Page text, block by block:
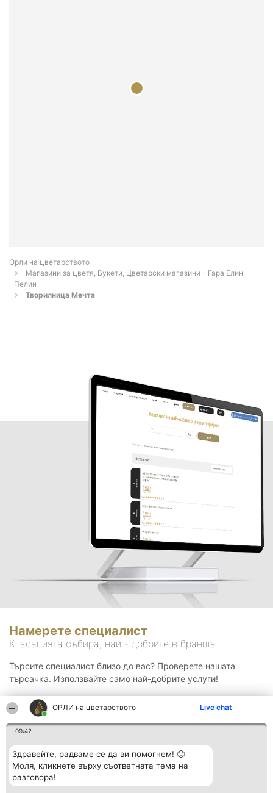
ОРЛИ на цветарството Live chat
09:42
Здравейте, радваме се да ви помогнем! 🙂
Моля, кликнете върху съответната тема на
разговора!
Орли на цветарството
Магазини за цветя, Букети, Цветарски магазини - Гара Елин
Пелин
Творилница Мечта
Намерете специалист
Класацията събира, най - добрите в бранша.
Търсите специалист близо до вас? Проверете нашата
търсачка. Използвайте само най-добрите услуги!